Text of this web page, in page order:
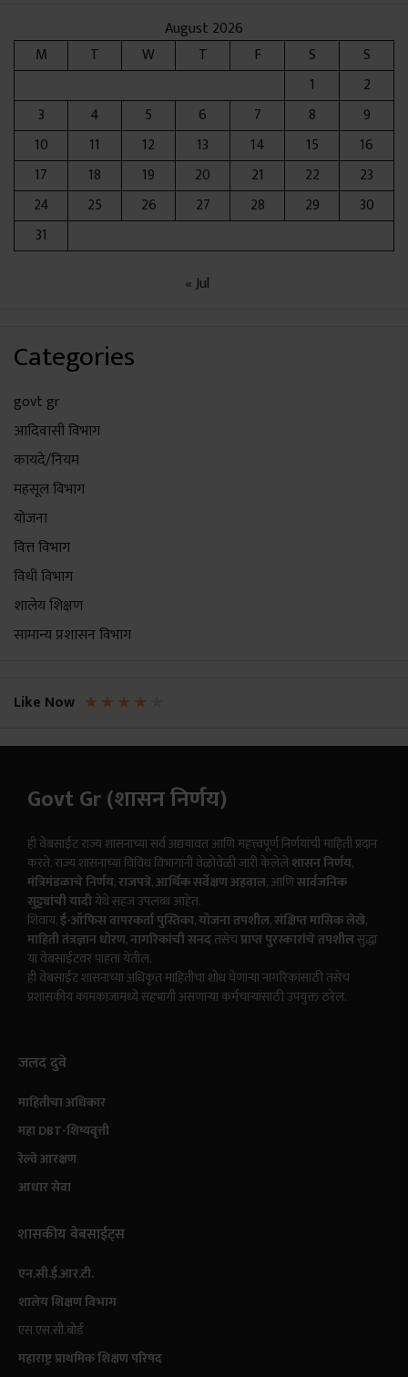
August 2026
M
T W T F S
S
1
2
3
4 5 6 7 8
9
10
11 12 13 14 15
16
17
18 19 20 21 22
23
24
25 26 27 28 29
30
31
« Jul
Categories
govt gr
आदिवासी विभाग
कायदे/नियम
महसूल विभाग
योजना
वित्त विभाग
विधी विभाग
शालेय शिक्षण
सामान्य प्रशासन विभाग
Like Now ★ ★ ★ ★
Govt Gr (शासन निर्णय)
ही वेबसाईट राज्य शासनाच्या सर्व अद्ययावत आणि महत्त्वपूर्ण निर्णयांची माहिती प्रदान
करते. राज्य शासनाच्या विविध विभागांनी वेळोवेळी जारी केलेलेशासन निर्णय,
मंत्रिमंडळाचे निर्णय,राजपत्रे,आर्थिक सर्वेक्षण अहवाल, आणिसार्वजनिक
सुट्ट्यांची यादीयेथे सहज उपलब्ध आहेत.
शिवाय,ई-ऑफिस वापरकर्ता पुस्तिका,योजना तपशील,संक्षिप्त मासिक लेखे,
माहिती तंत्रज्ञान धोरण,नागरिकांची सनदतसेचप्राप्त पुरस्कारांचे तपशीलसुद्धा
या वेबसाईटवर पाहता येतील.
ही वेबसाईट शासनाच्या अधिकृत माहितीचा शोध घेणाऱ्या नागरिकांसाठी तसेच
प्रशासकीय कामकाजामध्ये सहभागी असणाऱ्या कर्मचाऱ्यांसाठी उपयुक्त ठरेल.
जलद दुवे
माहितीचा अधिकार
महा DBT-शिष्यवृत्ती
रेल्वे आरक्षण
आधार सेवा
शासकीय वेबसाईट्स
एन.सी.ई.आर.टी.
शालेय शिक्षण विभाग
एस.एस.सी.बोर्ड
महाराष्ट्र प्राथमिक शिक्षण परिषद